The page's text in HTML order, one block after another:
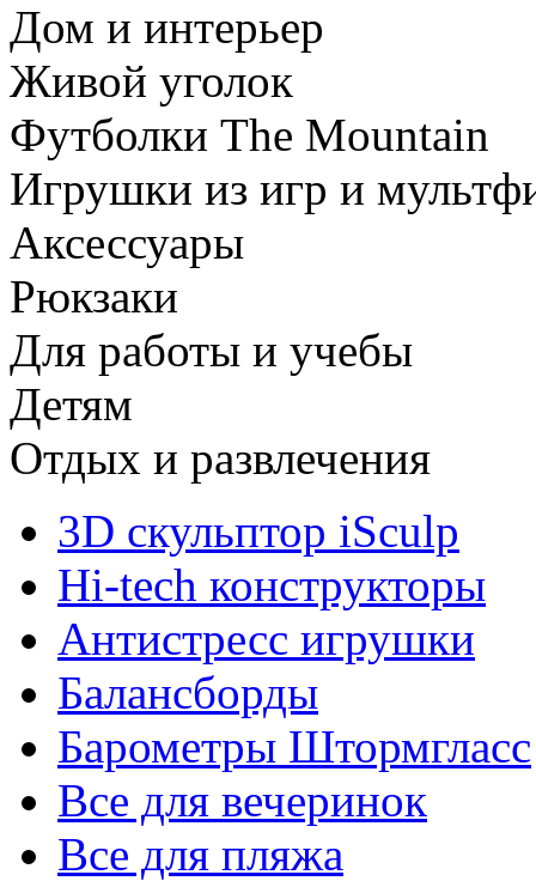
Дом и интерьер
Живой уголок
Футболки The Mountain
Игрушки из игр и
Аксессуары
Рюкзаки
Для работы и учебы
Детям
Отдых и развлечения
3D скульптор iSculp
Hi-tech конструкторы
Антистресс игрушки
Балансборды
Барометры Штормгласс
Все для вечеринок
Все для пляжа